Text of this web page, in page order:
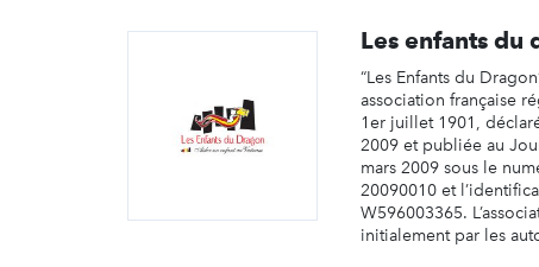
Les enfants du
“Les Enfants du
association française
1er juillet 1901,
2009 et publiée au
mars 2009 sous le
20090010 et
W596003365.
initialement par les